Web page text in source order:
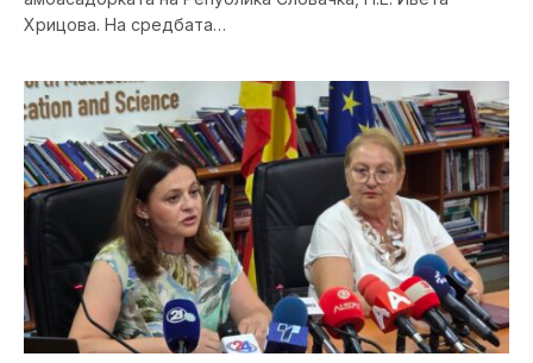
Хрицова. На средбата…